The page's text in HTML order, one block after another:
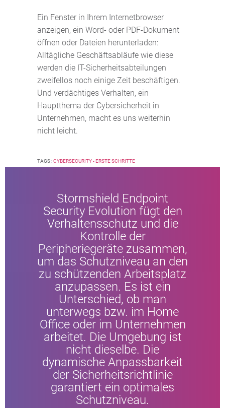
Ein Fenster in Ihrem Internetbrowser
anzeigen, ein Word- oder PDF-Dokument
öffnen oder Dateien herunterladen:
Alltägliche Geschäftsabläufe wie diese
werden die IT-Sicherheitsabteilungen
zweifellos noch einige Zeit beschäftigen.
Und verdächtiges Verhalten, ein
Hauptthema der Cybersicherheit in
Unternehmen, macht es uns weiterhin
nicht leicht.
TAGS :CYBERSECURITY - ERSTE SCHRITTE
Stormshield Endpoint
Security Evolution fügt den
Verhaltensschutz und die
Kontrolle der
Peripheriegeräte zusammen,
um das Schutzniveau an den
zu schützenden Arbeitsplatz
anzupassen. Es ist ein
Unterschied, ob man
unterwegs bzw. im Home
Office oder im Unternehmen
arbeitet. Die Umgebung ist
nicht dieselbe. Die
dynamische Anpassbarkeit
der Sicherheitsrichtlinie
garantiert ein optimales
Schutzniveau.